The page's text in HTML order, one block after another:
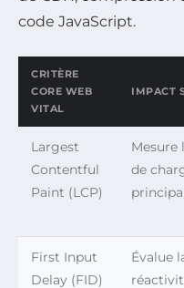
code JavaScript.
CRITÈRE
CORE WEB
VITAL
IMPACT
Largest
Contentful
Paint (LCP)
Mesure
de
First Input
Delay (FID)
Évalue